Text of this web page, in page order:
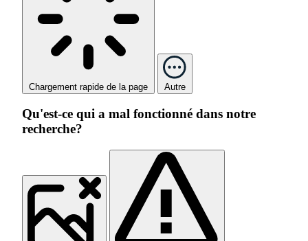
Chargement rapide de la page Autre
Qu'est-ce qui a mal fonctionné dans notre
recherche?